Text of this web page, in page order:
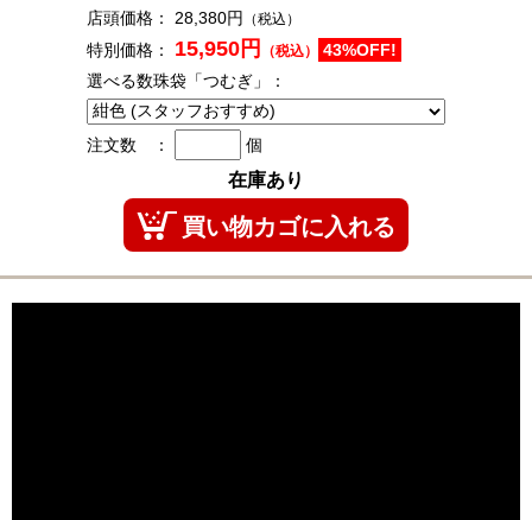
店頭価格： 28,380円 （税込）
特別価格： 15,950円 （税込）
43%OFF!
選べる数珠袋「つむぎ」：
注文数 ： 個
在庫あり